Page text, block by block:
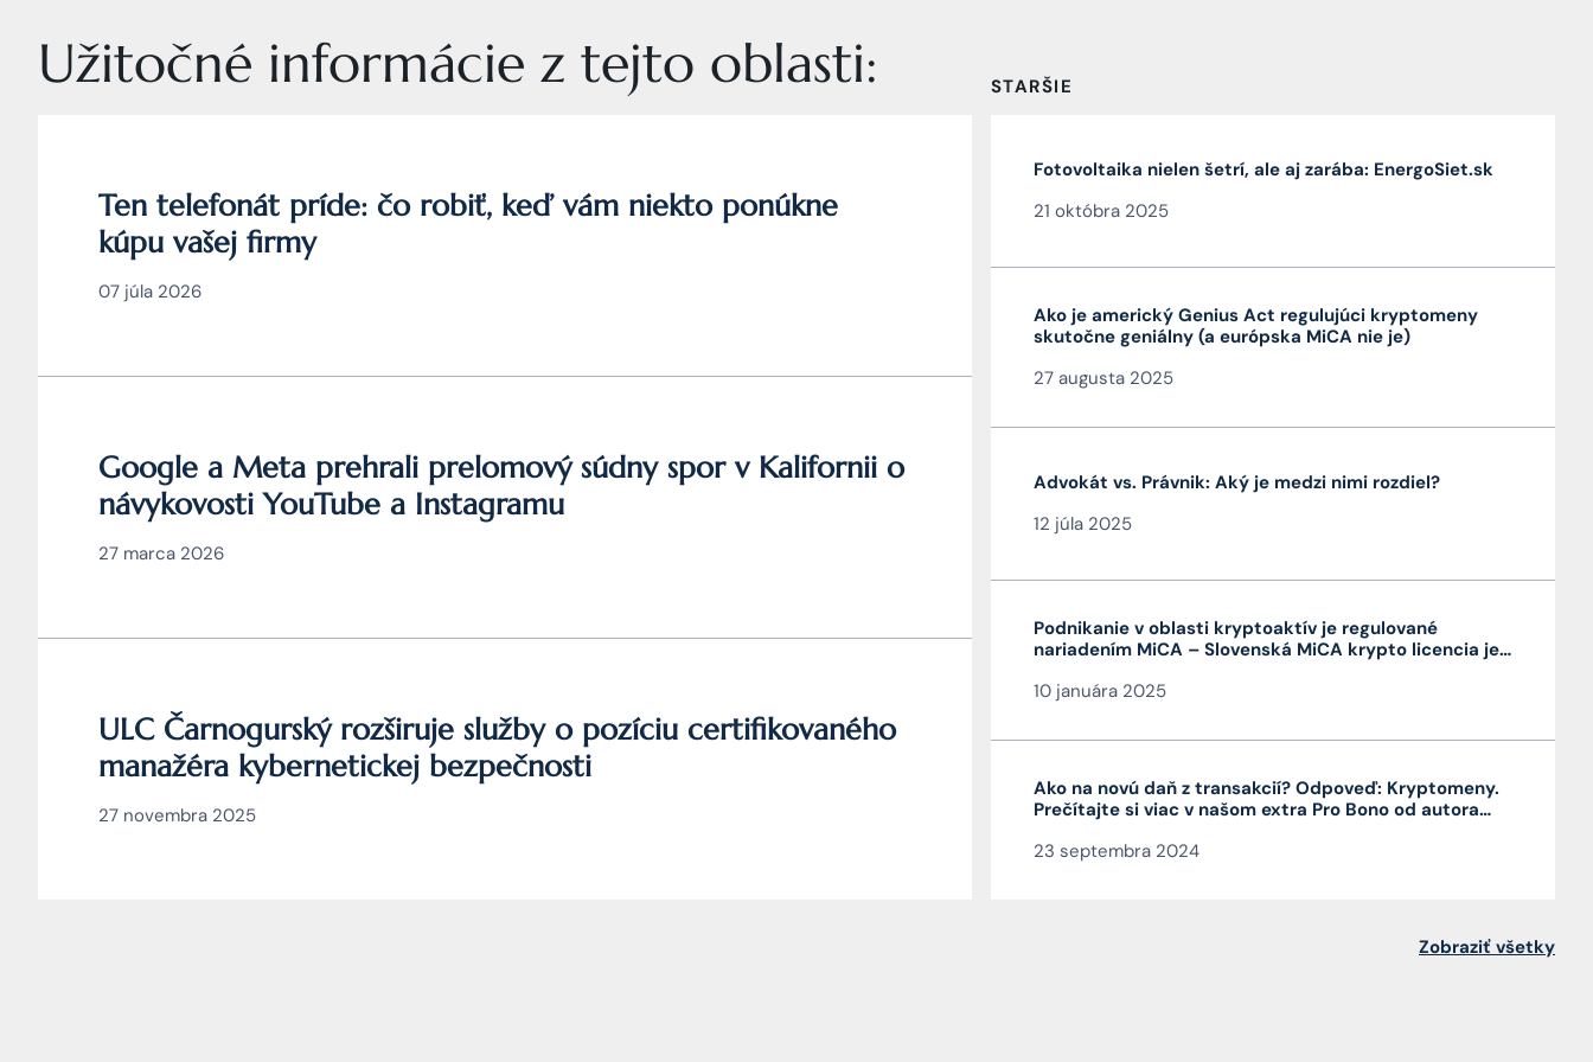
Užitočné informácie z tejto oblasti:
Ten telefonát príde: čo robiť, keď vám niekto ponúkne
kúpu vašej firmy
07 júla 2026
Google a Meta prehrali prelomový súdny spor v Kalifornii o
návykovosti YouTube a Instagramu
27 marca 2026
ULC Čarnogurský rozširuje služby o pozíciu certifikovaného
manažéra kybernetickej bezpečnosti
27 novembra 2025
STARŠIE
Fotovoltaika nielen šetrí, ale aj zarába: EnergoSiet.sk
21 októbra 2025
Ako je americký Genius Act regulujúci kryptomeny
skutočne geniálny (a európska MiCA nie je)
27 augusta 2025
Advokát vs. Právnik: Aký je medzi nimi rozdiel?
12 júla 2025
Podnikanie v oblasti kryptoaktív je regulované
nariadením MiCA – Slovenská MiCA krypto licencia je
10 januára 2025
Ako na novú daň z transakcií? Odpoveď: Kryptomeny.
Prečítajte si viac v našom extra Pro Bono od autora
23 septembra 2024
Zobraziť všetky